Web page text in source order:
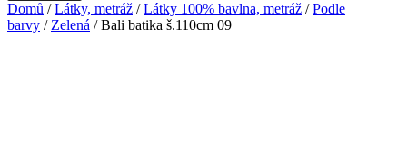
Domů /Látky, metráž /Látky 100% bavlna, metráž /Podle
barvy / Zelená / Bali batika š.110cm 09